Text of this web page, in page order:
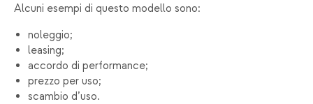
Alcuni esempi di questo modello sono:
noleggio;
leasing;
accordo di performance;
prezzo per uso;
scambio d’uso.